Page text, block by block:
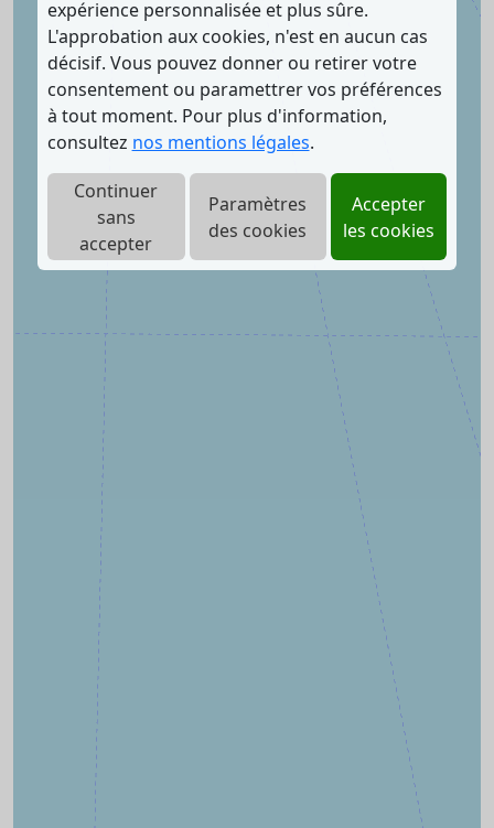
expérience personnalisée et plus sûre.
L'approbation aux cookies, n'est en aucun cas
décisif. Vous pouvez donner ou retirer votre
consentement ou paramettrer vos préférences
à tout moment. Pour plus d'information,
consultez nos mentions légales.
Continuer
sans
accepter
Paramètres
des cookies
Accepter
les cookies